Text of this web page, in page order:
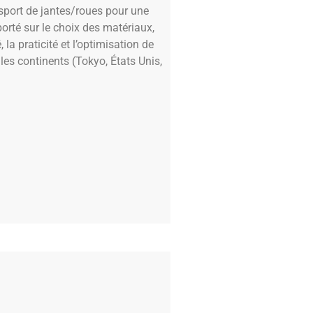
de jantes/roues pour une
sur le choix des matériaux,
la praticité et l’optimisation de
continents (Tokyo, États Unis,